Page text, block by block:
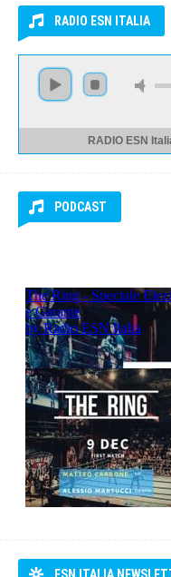
RADIO ESN ITALIA
RADIO ESN Italia
PODCAST